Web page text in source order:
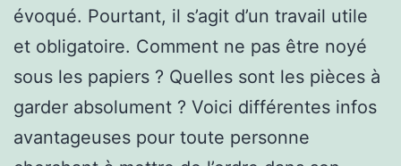
évoqué. Pourtant, il s’agit d’un travail utile
et obligatoire. Comment ne pas être noyé
sous les papiers ? Quelles sont les pièces à
garder absolument ? Voici différentes infos
avantageuses pour toute personne